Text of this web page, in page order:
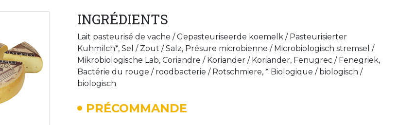
INGRÉDIENTS
Lait pasteurisé de vache / Gepasteuriseerde koemelk / Pasteurisierter
Kuhmilch*, Sel / Zout / Salz, Présure microbienne / Microbiologisch stremsel /
Mikrobiologische Lab, Coriandre / Koriander / Koriander, Fenugrec / Fenegriek,
Bactérie du rouge / roodbacterie / Rotschmiere, * Biologique / biologisch /
biologisch
PRÉCOMMANDE